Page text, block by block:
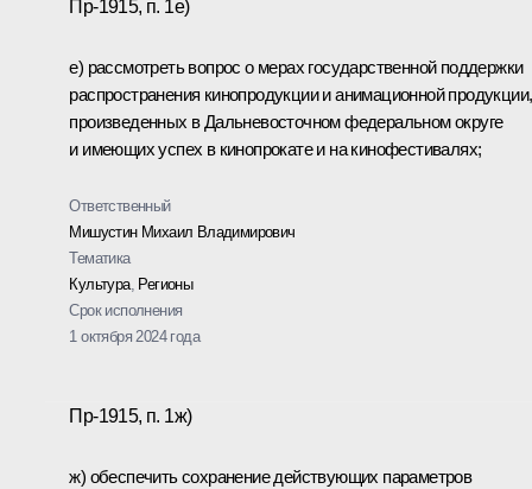
Пр-1915, п. 1е)
е) рассмотреть вопрос о мерах государственной поддержки
распространения кинопродукции и анимационной продукции,
произведенных в Дальневосточном федеральном округе
и имеющих успех в кинопрокате и на кинофестивалях;
Ответственный
Мишустин Михаил Владимирович
Тематика
Культура, Регионы
Срок исполнения
1 октября 2024 года
Пр-1915, п. 1ж)
ж) обеспечить сохранение действующих параметров